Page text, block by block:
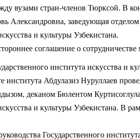
вузами стран-членов Тюрксой. В
Александровна, заведующая отделом
и культуры Узбекистана.
соглашение о
института искусства и
института Абдулазиз Нуруллаев
деканом Бюлентом
и культуры Узбекистана. В
Государственного